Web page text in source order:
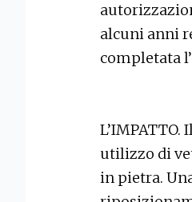
alcuni anni
completata
utilizzo di
in pietra.